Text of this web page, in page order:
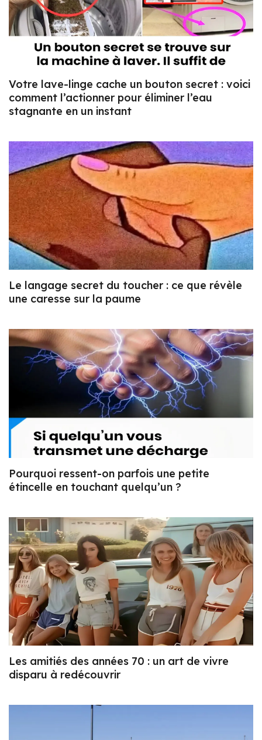
Votre lave-linge cache un bouton secret : voici
comment l’actionner pour éliminer l’eau
stagnante en un instant
Le langage secret du toucher : ce que révèle
une caresse sur la paume
Pourquoi ressent-on parfois une petite
étincelle en touchant quelqu’un ?
Les amitiés des années 70 : un art de vivre
disparu à redécouvrir